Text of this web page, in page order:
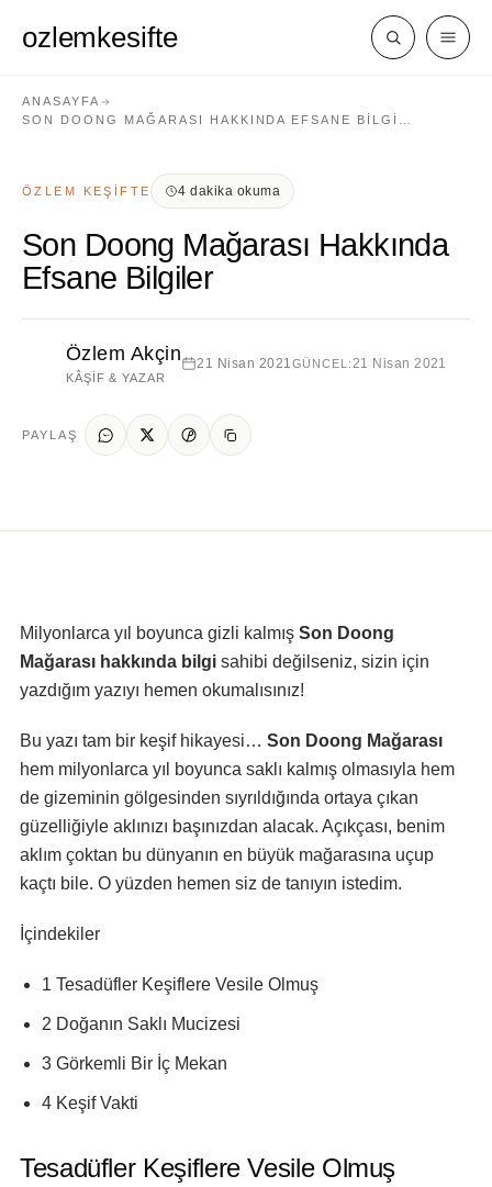
ozlemkesifte
ANASAYFA
SON DOONG MAĞARASI HAKKINDA EFSANE BILGI…
ÖZLEM KEŞIFTE 4 dakika okuma
Son Doong Mağarası Hakkında
Efsane Bilgiler
Özlem Akçin
KÂŞIF & YAZAR
21 Nisan 2021GÜNCEL:21 Nisan 2021
PAYLAŞ
Milyonlarca yıl boyunca gizli kalmış Son Doong
Mağarası hakkında bilgi sahibi değilseniz, sizin için
yazdığım yazıyı hemen okumalısınız!
Bu yazı tam bir keşif hikayesi… Son Doong Mağarası
hem milyonlarca yıl boyunca saklı kalmış olmasıyla hem
de gizeminin gölgesinden sıyrıldığında ortaya çıkan
güzelliğiyle aklınızı başınızdan alacak. Açıkçası, benim
aklım çoktan bu dünyanın en büyük mağarasına uçup
kaçtı bile. O yüzden hemen siz de tanıyın istedim.
İçindekiler
1 Tesadüfler Keşiflere Vesile Olmuş
2 Doğanın Saklı Mucizesi
3 Görkemli Bir İç Mekan
4 Keşif Vakti
Tesadüfler Keşiflere Vesile Olmuş